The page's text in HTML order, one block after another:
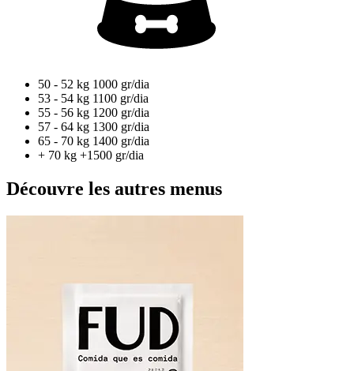
50 - 52 kg 1000 gr/dia
53 - 54 kg 1100 gr/dia
55 - 56 kg 1200 gr/dia
57 - 64 kg 1300 gr/dia
65 - 70 kg 1400 gr/dia
+ 70 kg +1500 gr/dia
Découvre les autres menus